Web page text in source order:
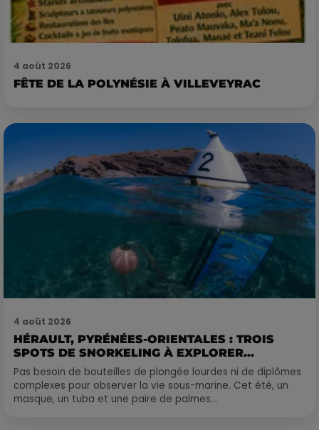
4 août 2026
FÊTE DE LA POLYNÉSIE À VILLEVEYRAC
4 août 2026
HÉRAULT, PYRÉNÉES-ORIENTALES : TROIS
SPOTS DE SNORKELING À EXPLORER...
Pas besoin de bouteilles de plongée lourdes ni de diplômes
complexes pour observer la vie sous-marine. Cet été, un
masque, un tuba et une paire de palmes...